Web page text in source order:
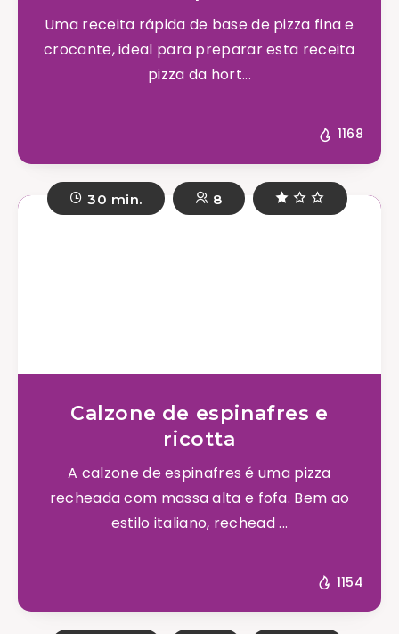
Uma receita rápida de base de pizza fina e
crocante, ideal para preparar esta receita
pizza da hort...
1168
30 min. 8
Calzone de espinafres e
ricotta
A calzone de espinafres é uma pizza
recheada com massa alta e fofa. Bem ao
estilo italiano, rechead ...
1154